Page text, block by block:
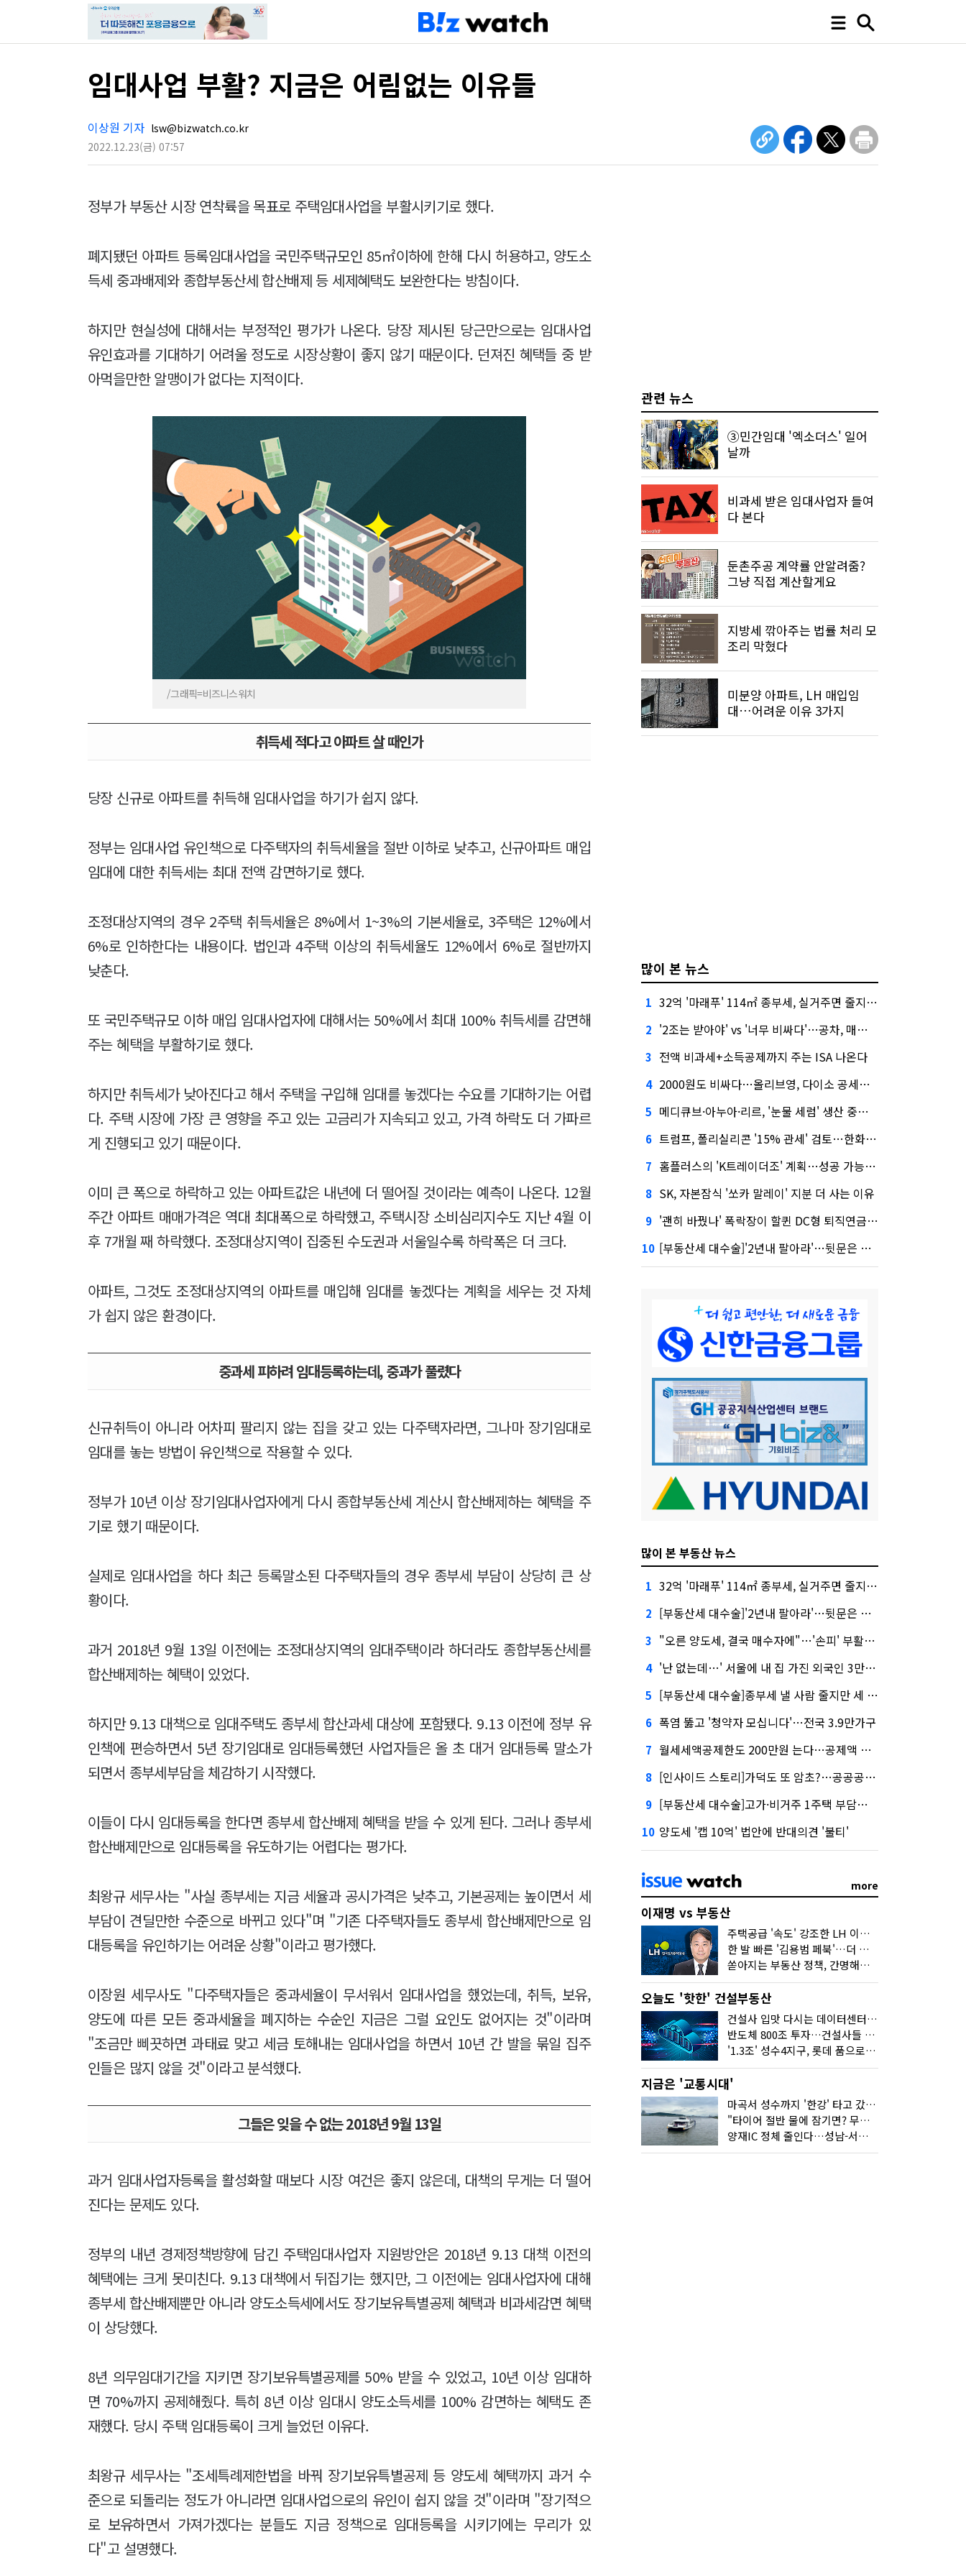
임대사업 부활? 지금은 어림없는 이유들
이상원 기자 lsw@bizwatch.co.kr
2022.12.23(금) 07:57
정부가 부동산 시장 연착륙을 목표로 주택임대사업을 부활시키기로 했다.
폐지됐던 아파트 등록임대사업을 국민주택규모인 85㎡이하에 한해 다시 허용하고, 양도소
득세 중과배제와 종합부동산세 합산배제 등 세제혜택도 보완한다는 방침이다.
하지만 현실성에 대해서는 부정적인 평가가 나온다. 당장 제시된 당근만으로는 임대사업
유인효과를 기대하기 어려울 정도로 시장상황이 좋지 않기 때문이다. 던져진 혜택들 중 받
아먹을만한 알맹이가 없다는 지적이다.
/그래픽=비즈니스워치
취득세 적다고 아파트 살 때인가
당장 신규로 아파트를 취득해 임대사업을 하기가 쉽지 않다.
정부는 임대사업 유인책으로 다주택자의 취득세율을 절반 이하로 낮추고, 신규아파트 매입
임대에 대한 취득세는 최대 전액 감면하기로 했다.
조정대상지역의 경우 2주택 취득세율은 8%에서 1~3%의 기본세율로, 3주택은 12%에서
6%로 인하한다는 내용이다. 법인과 4주택 이상의 취득세율도 12%에서 6%로 절반까지
낮춘다.
또 국민주택규모 이하 매입 임대사업자에 대해서는 50%에서 최대 100% 취득세를 감면해
주는 혜택을 부활하기로 했다.
하지만 취득세가 낮아진다고 해서 주택을 구입해 임대를 놓겠다는 수요를 기대하기는 어렵
다. 주택 시장에 가장 큰 영향을 주고 있는 고금리가 지속되고 있고, 가격 하락도 더 가파르
게 진행되고 있기 때문이다.
이미 큰 폭으로 하락하고 있는 아파트값은 내년에 더 떨어질 것이라는 예측이 나온다. 12월
주간 아파트 매매가격은 역대 최대폭으로 하락했고, 주택시장 소비심리지수도 지난 4월 이
후 7개월 째 하락했다. 조정대상지역이 집중된 수도권과 서울일수록 하락폭은 더 크다.
아파트, 그것도 조정대상지역의 아파트를 매입해 임대를 놓겠다는 계획을 세우는 것 자체
가 쉽지 않은 환경이다.
중과세 피하려 임대등록하는데, 중과가 풀렸다
신규취득이 아니라 어차피 팔리지 않는 집을 갖고 있는 다주택자라면, 그나마 장기임대로
임대를 놓는 방법이 유인책으로 작용할 수 있다.
정부가 10년 이상 장기임대사업자에게 다시 종합부동산세 계산시 합산배제하는 혜택을 주
기로 했기 때문이다.
실제로 임대사업을 하다 최근 등록말소된 다주택자들의 경우 종부세 부담이 상당히 큰 상
황이다.
과거 2018년 9월 13일 이전에는 조정대상지역의 임대주택이라 하더라도 종합부동산세를
합산배제하는 혜택이 있었다.
하지만 9.13 대책으로 임대주택도 종부세 합산과세 대상에 포함됐다. 9.13 이전에 정부 유
인책에 편승하면서 5년 장기임대로 임대등록했던 사업자들은 올 초 대거 임대등록 말소가
되면서 종부세부담을 체감하기 시작했다.
이들이 다시 임대등록을 한다면 종부세 합산배제 혜택을 받을 수 있게 된다. 그러나 종부세
합산배제만으로 임대등록을 유도하기는 어렵다는 평가다.
최왕규 세무사는 "사실 종부세는 지금 세율과 공시가격은 낮추고, 기본공제는 높이면서 세
부담이 견딜만한 수준으로 바뀌고 있다"며 "기존 다주택자들도 종부세 합산배제만으로 임
대등록을 유인하기는 어려운 상황"이라고 평가했다.
이장원 세무사도 "다주택자들은 중과세율이 무서워서 임대사업을 했었는데, 취득, 보유,
양도에 따른 모든 중과세율을 폐지하는 수순인 지금은 그럴 요인도 없어지는 것"이라며
"조금만 삐끗하면 과태료 맞고 세금 토해내는 임대사업을 하면서 10년 간 발을 묶일 집주
인들은 많지 않을 것"이라고 분석했다.
그들은 잊을 수 없는 2018년 9월 13일
과거 임대사업자등록을 활성화할 때보다 시장 여건은 좋지 않은데, 대책의 무게는 더 떨어
진다는 문제도 있다.
정부의 내년 경제정책방향에 담긴 주택임대사업자 지원방안은 2018년 9.13 대책 이전의
혜택에는 크게 못미친다. 9.13 대책에서 뒤집기는 했지만, 그 이전에는 임대사업자에 대해
종부세 합산배제뿐만 아니라 양도소득세에서도 장기보유특별공제 혜택과 비과세감면 혜택
이 상당했다.
8년 의무임대기간을 지키면 장기보유특별공제를 50% 받을 수 있었고, 10년 이상 임대하
면 70%까지 공제해줬다. 특히 8년 이상 임대시 양도소득세를 100% 감면하는 혜택도 존
재했다. 당시 주택 임대등록이 크게 늘었던 이유다.
최왕규 세무사는 "조세특례제한법을 바꿔 장기보유특별공제 등 양도세 혜택까지 과거 수
준으로 되돌리는 정도가 아니라면 임대사업으로의 유인이 쉽지 않을 것"이라며 "장기적으
로 보유하면서 가져가겠다는 분들도 지금 정책으로 임대등록을 시키기에는 무리가 있
다"고 설명했다.
관련 뉴스
③민간임대 '엑소더스' 일어
날까
비과세 받은 임대사업자 들여
다 본다
둔촌주공 계약률 안알려줌?
그냥 직접 계산할게요
지방세 깎아주는 법률 처리 모
조리 막혔다
미분양 아파트, LH 매입임
대…어려운 이유 3가지
많이 본 뉴스
1 32억 '마래푸' 114㎡ 종부세, 실거주면 줄지만 안 살면 2.5배
2 '2조는 받아야' vs '너무 비싸다'…공차, 매각 성공할까
3 전액 비과세+소득공제까지 주는 ISA 나온다
4 2000원도 비싸다…올리브영, 다이소 공세에 '가성비'로 맞불
5 메디큐브·아누아·리르, '눈물 세럼' 생산 중단한다
6 트럼프, 폴리실리콘 '15% 관세' 검토…한화큐셀·OCI 영향은?
7 홈플러스의 'K트레이더조' 계획…성공 가능성은 '글쎄'
8 SK, 자본잠식 '쏘카 말레이' 지분 더 사는 이유
9 '괜히 바꿨나' 폭락장이 할퀸 DC형 퇴직연금…전문가 조언은
10 [부동산세 대수술]'2년내 팔아라'…뒷문은 열었다
많이 본 부동산 뉴스
1 32억 '마래푸' 114㎡ 종부세, 실거주면 줄지만 안 살면 2.5배
2 [부동산세 대수술]'2년내 팔아라'…뒷문은 열었다
3 "오른 양도세, 결국 매수자에"…'손피' 부활할까?
4 '난 없는데…' 서울에 내 집 가진 외국인 3만3000명
5 [부동산세 대수술]종부세 낼 사람 줄지만 세 부담 커진다
6 폭염 뚫고 '청약자 모십니다'…전국 3.9만가구
7 월세세액공제한도 200만원 는다…공제액 최대 54만원↑
8 [인사이드 스토리]가덕도 또 암초?…공공공사의 '굴레'
9 [부동산세 대수술]고가·비거주 1주택 부담…'대전족'도 불똥
10 양도세 '캡 10억' 법안에 반대의견 '불티'
more
이재명 vs 부동산
주택공급 '속도' 강조한 LH 이성훈 "전력질주해야"
한 발 빠른 '김용범 페북'…더 강한 부동산 규제 나오나
쏟아지는 부동산 정책, 간명해져야
오늘도 '핫한' 건설부동산
건설사 입맛 다시는 데이터센터…암초는 '주민 반대'
반도체 800조 투자…건설사들 "물 들어온다!"
'1.3조' 성수4지구, 롯데 품으로…'성수르엘 S70' 거듭
지금은 '교통시대'
마곡서 성수까지 '한강' 타고 갔습니다
"타이어 절반 물에 잠기면? 무조건 탈출하세요"
양재IC 정체 줄인다…성남-서초 고속도로 2029년 착공